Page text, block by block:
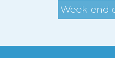
Week-end